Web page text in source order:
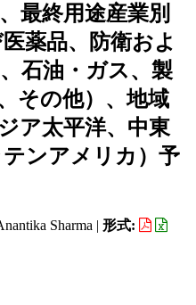
最終用途産業別
薬品、防衛およ
石油・ガス、製
その他）、地域
ア太平洋、中東
ンアメリカ）予
Sharma | 形式: